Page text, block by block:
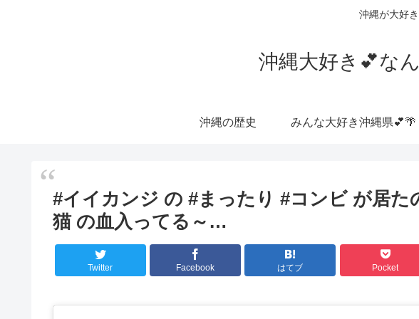
沖縄が大好
沖縄大好き💕な
沖縄の歴史 みんな大好き沖縄県💕🌴
#イイカンジ の #まったり #コンビ が居た
猫 の血入ってる～…
Twitter Facebook はてブ Pocket